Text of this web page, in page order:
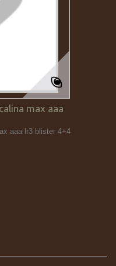
max aaa
aaa lr3 blister 4+4